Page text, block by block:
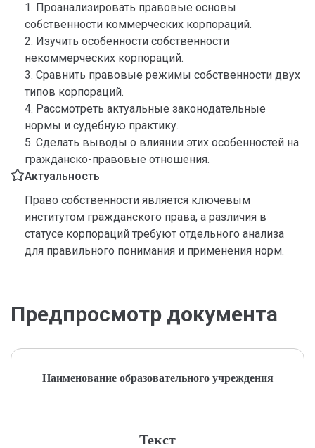
1. Проанализировать правовые основы
собственности коммерческих корпораций.
2. Изучить особенности собственности
некоммерческих корпораций.
3. Сравнить правовые режимы собственности двух
типов корпораций.
4. Рассмотреть актуальные законодательные
нормы и судебную практику.
5. Сделать выводы о влиянии этих особенностей на
гражданско-правовые отношения.
Актуальность
Право собственности является ключевым
институтом гражданского права, а различия в
статусе корпораций требуют отдельного анализа
для правильного понимания и применения норм.
Предпросмотр документа
Наименование образовательного учреждения
Текст